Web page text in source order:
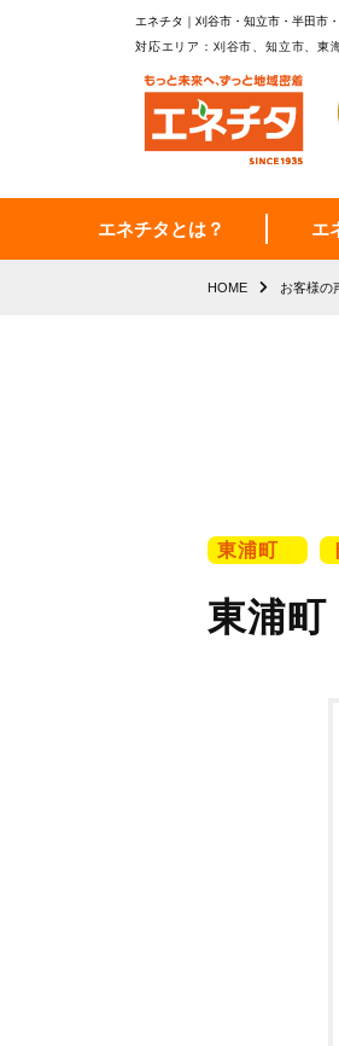
エネチタ｜刈谷市・知立市・半田市
対応エリア：刈谷市、知立市、東
エネチタとは？ エ
HOME お客様の
東浦町
東浦